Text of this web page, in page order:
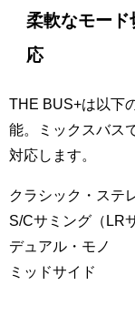
柔軟なモー
応
THE BUS+は以下
能。ミックスバス
対応します。
クラシック・ステ
S/Cサミング（LR
デュアル・モノ
ミッドサイド